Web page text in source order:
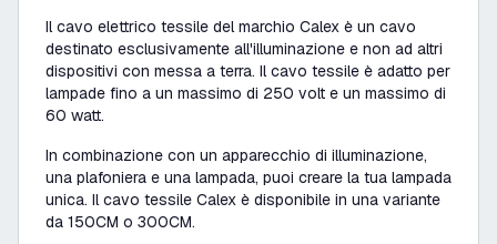
Il cavo elettrico tessile del marchio Calex è un cavo
destinato esclusivamente all'illuminazione e non ad altri
dispositivi con messa a terra. Il cavo tessile è adatto per
lampade fino a un massimo di 250 volt e un massimo di
60 watt.
In combinazione con un apparecchio di illuminazione,
una plafoniera e una lampada, puoi creare la tua lampada
unica. Il cavo tessile Calex è disponibile in una variante
da 150CM o 300CM.